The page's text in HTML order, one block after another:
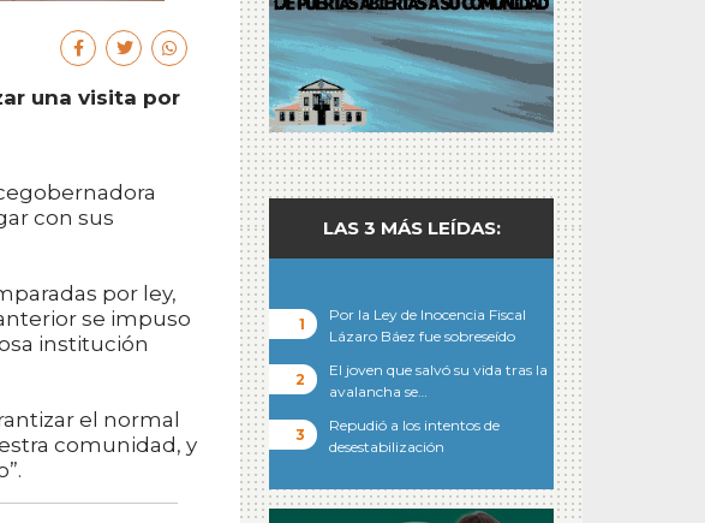
una visita por
con sus
por ley,
se impuso
institución
el normal
comunidad, y
LAS 3 MÁS LEÍDAS:
Por la Ley de Inocencia Fiscal
Lázaro Báez fue sobreseído
El joven que salvó su vida tras la
avalancha se…
Repudió a los intentos de
desestabilización